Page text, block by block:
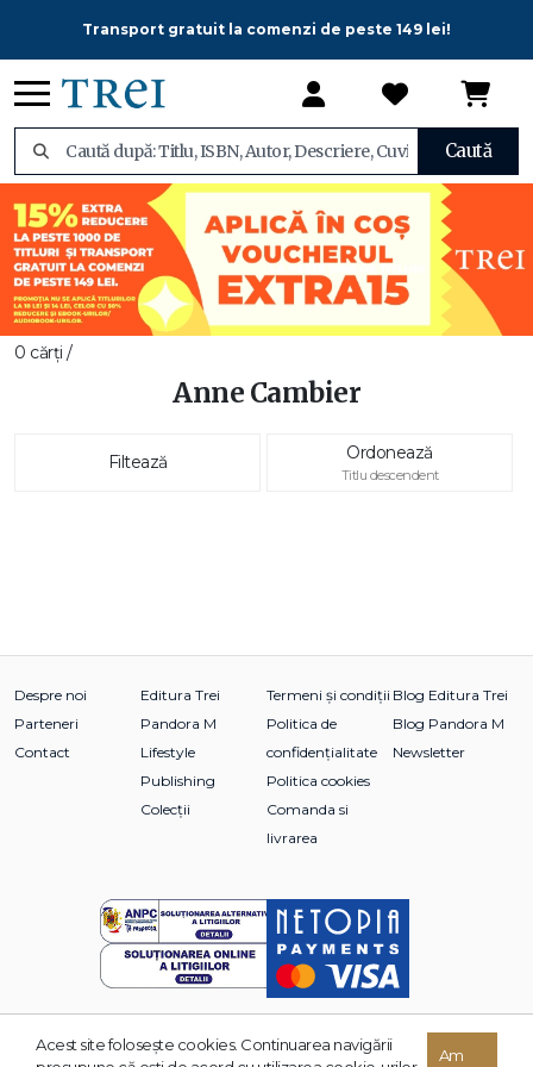
Transport gratuit la comenzi de peste 149 lei!
Caută
0 cărți /
Anne Cambier
Filtează Ordonează
Titlu descendent
Despre noi
Parteneri
Contact
Editura Trei
Pandora M
Lifestyle
Publishing
Colecții
Termeni și condiții
Politica de
confidențialitate
Politica cookies
Comanda si
livrarea
Blog Editura Trei
Blog Pandora M
Newsletter
© 2026 Grupul Editorial TREI. Toate drepturile rezervate.
Acest site foloseşte cookies. Continuarea navigării
Am